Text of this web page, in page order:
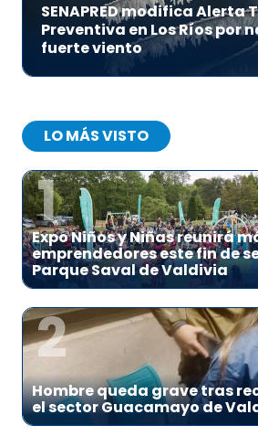
SENAPRED modifica Alerta
Preventiva en Los Ríos por
fuerte viento
LO MÁS VISTO
1
Expo Niños y Niñas reunirá
emprendedores este fin de
Parque Saval de Valdivia
2
Hombre queda grave tras
el sector Guacamayo de